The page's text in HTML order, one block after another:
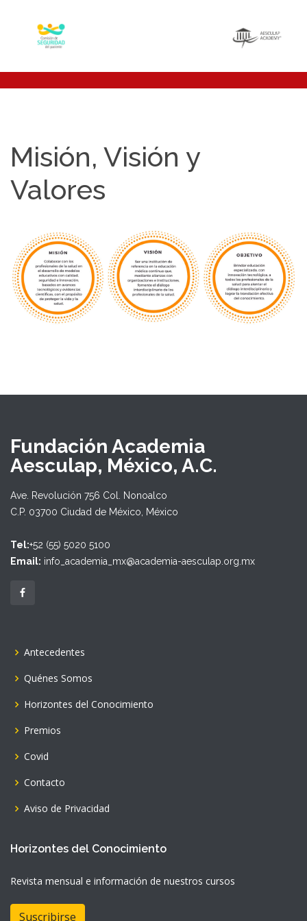
Misión, Visión y
Valores
Fundación Academia
Aesculap, México, A.C.
Ave. Revolución 756 Col. Nonoalco
C.P. 03700 Ciudad de México, México
Tel:+52 (55) 5020 5100
Email: info_academia_mx@academia-aesculap.org.mx
Antecedentes
Quénes Somos
Horizontes del Conocimiento
Premios
Covid
Contacto
Aviso de Privacidad
Horizontes del Conocimiento
Revista mensual e información de nuestros cursos
Suscribirse